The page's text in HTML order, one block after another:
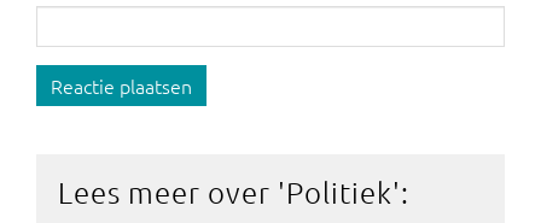
Reactie plaatsen
Lees meer over 'Politiek':